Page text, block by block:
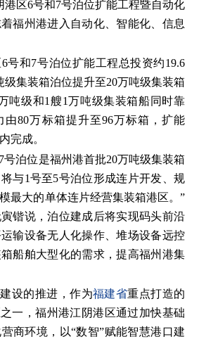
港区6号和7号泊位扩能工程暨自动化
福州港进入自动化、智能化、信息
号和7号泊位扩能工程总投资约19.6
级集装箱泊位提升至20万吨级集装箱
吨级和1艘1万吨级集装箱船同时靠
由80万标箱提升至96万标箱，扩能
完成。
号泊位是福州港首批20万吨级集装箱
与1号至5号泊位形成连片开发、规
最大的单体连片经营集装箱港区。”
锴说，泊位建成后将实现码头前沿
输设备无人化操作、堆场设备远控
船舶大型化的需求，提高福州港集
设的推进，作为福建省重点打造的
一，福州港江阴港区通过加快基础
商环境，以“数智”赋能智慧港口建